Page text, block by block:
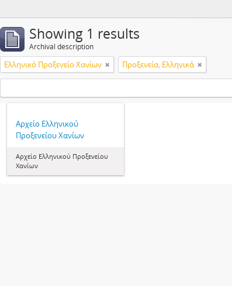
Showing 1 results
Archival description
Ελληνικό Προξενείο Χανίων Προξενεία, Ελληνικά
Αρχείο Ελληνικού
Προξενείου Χανίων
Αρχείο Ελληνικού Προξενείου
Χανίων